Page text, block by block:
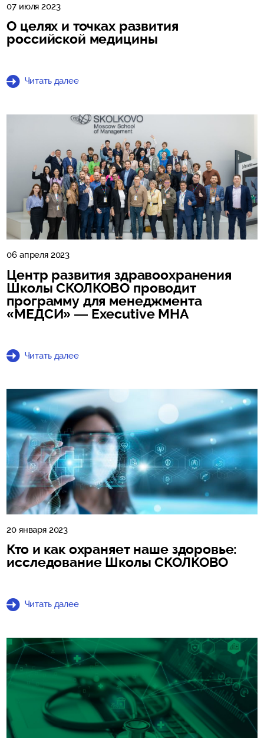
07 июля 2023
О целях и точках развития
российской медицины
Читать далее
06 апреля 2023
Центр развития здравоохранения
Школы СКОЛКОВО проводит
программу для менеджмента
«МЕДСИ» — Executive MHA
Читать далее
20 января 2023
Кто и как охраняет наше здоровье:
исследование Школы СКОЛКОВО
Читать далее